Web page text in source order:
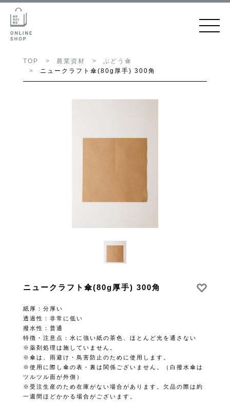
TOP 農業資材
ぶどう傘
ニュークラフト傘(80g厚手) 300角
ニュークラフト傘(80g厚手) 300角
紙厚：分厚い
透過性：非常に低い
撥水性：普通
特徴・注意点：水に強い紙の茶色、ほとんど光を通さない
※薬剤処理は施していません。
※傘は、雨避け・鳥害防止のために使用します。
※使用に際し傘の表・裏は関係ございません。（白撥水傘は
ツルツル面が外側）
※受注生産のため在庫がない場合があります。欠品の際は約
一週間ほどかかる場合がございます。